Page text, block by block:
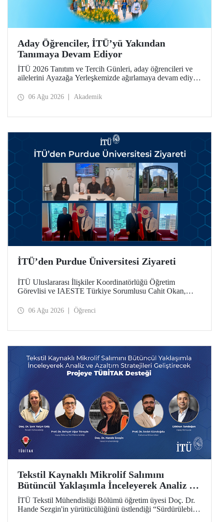
Aday Öğrenciler, İTÜ’yü Yakından
Tanımaya Devam Ediyor
İTÜ 2026 Tanıtım ve Tercih Günleri, aday öğrencileri ve
ailelerini Ayazağa Yerleşkemizde ağırlamaya devam ediyor.
ilgili fakülte ve birimler adaylara bilgi vermeye devam
06 Ağu 2026 Akademik
İTÜ’den Purdue Üniversitesi Ziyareti
İTÜ Uluslararası İlişkiler Koordinatörlüğü Öğretim
Görevlisi ve IAESTE Türkiye Sorumlusu Cahit Okan,
Temmuz tarihlerinde ABD’de dünyanın önde gelen
06 Ağu 2026 Öğrenci
Tekstil Kaynaklı Mikrolif Salımını
Bütüncül Yaklaşımla İnceleyerek Analiz ve
Azaltım Stratejileri Geliştirecek Projeye
TÜBİTAK Desteği
İTÜ Tekstil Mühendisliği Bölümü öğretim üyesi Doç. Dr.
Hande Sezgin'in yürütücülüğünü üstlendiği “Sürdürülebilir